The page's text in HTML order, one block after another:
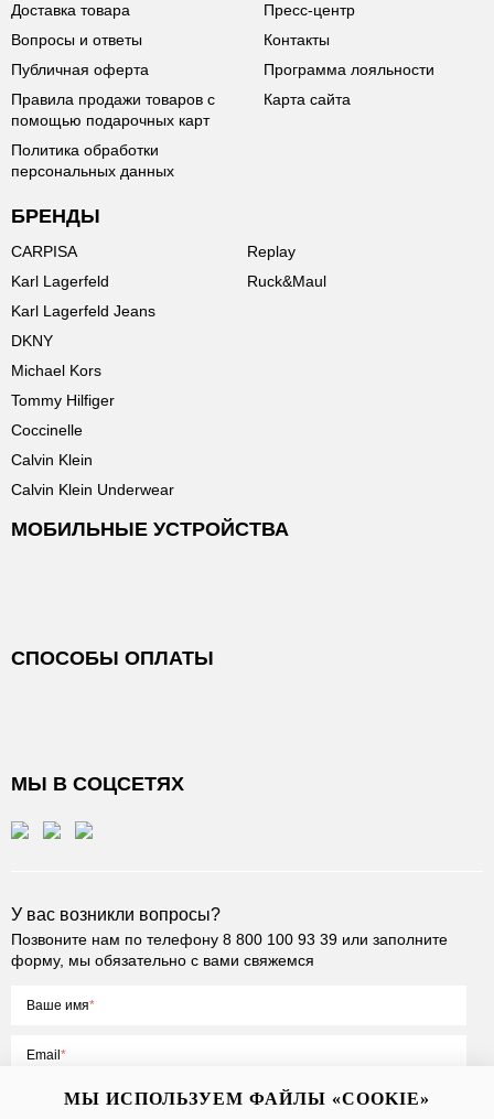
Доставка товара
Вопросы и ответы
Публичная оферта
Правила продажи товаров с
помощью подарочных карт
Политика обработки
персональных данных
Пресс-центр
Контакты
Программа лояльности
Карта сайта
БРЕНДЫ
CARPISA
Karl Lagerfeld
Karl Lagerfeld Jeans
DKNY
Michael Kors
Tommy Hilfiger
Coccinelle
Calvin Klein
Calvin Klein Underwear
Replay
Ruck&Maul
МОБИЛЬНЫЕ УСТРОЙСТВА
СПОСОБЫ ОПЛАТЫ
МЫ В СОЦСЕТЯХ
У вас возникли вопросы?
Позвоните нам по телефону 8 800 100 93 39 или заполните
форму, мы обязательно с вами свяжемся
Ваше имя
Email
МЫ ИСПОЛЬЗУЕМ ФАЙЛЫ «COOKIE»